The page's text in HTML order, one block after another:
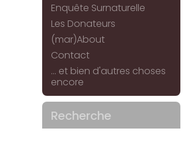
Enquête Surnaturelle
Les Donateurs
(mar)About
Contact
... et bien d'autres choses
encore
Recherche